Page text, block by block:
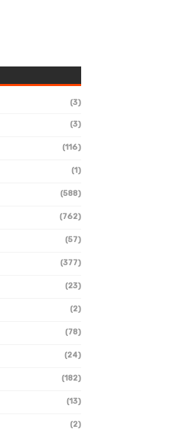
(3)
(3)
(116)
(1)
(588)
(762)
(57)
(377)
(23)
(2)
(78)
(24)
(182)
(13)
(2)